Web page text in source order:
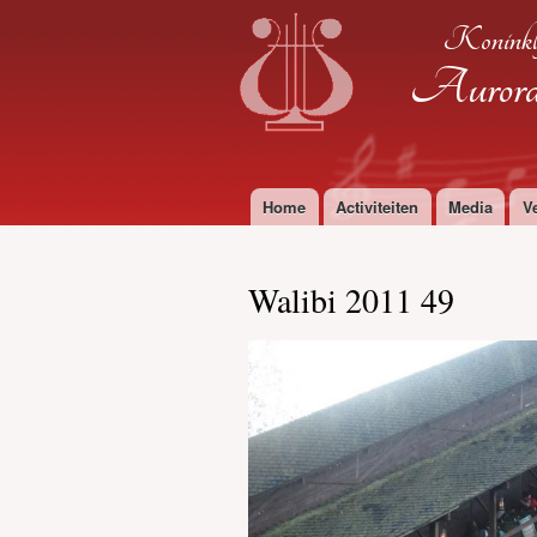
Aurora
Hoofdmenu
Home Activiteiten Media
Walibi 2011 49